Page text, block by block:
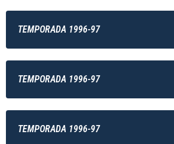
TEMPORADA 1996-97
TEMPORADA 1996-97
TEMPORADA 1996-97